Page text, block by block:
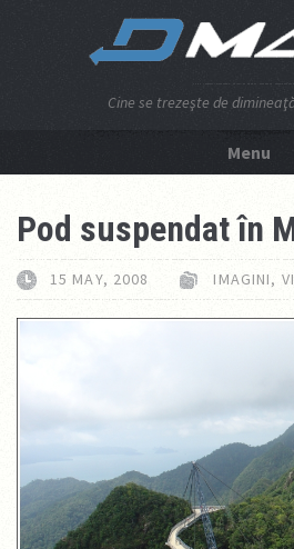
Cine se trezeşte de
Menu
Pod suspendat în
15 MAY, 2008 IMAGINI,